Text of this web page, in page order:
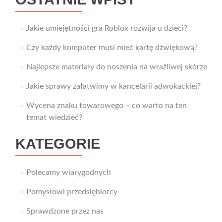
Jakie umiejętności gra Roblox rozwija u dzieci?
Czy każdy komputer musi mieć kartę dźwiękową?
Najlepsze materiały do noszenia na wrażliwej skórze
Jakie sprawy załatwimy w kancelarii adwokackiej?
Wycena znaku towarowego – co warto na ten
temat wiedzieć?
KATEGORIE
Polecamy wiarygodnych
Pomysłowi przedsiębiorcy
Sprawdzone przez nas